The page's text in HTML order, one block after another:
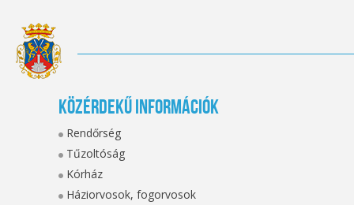
Közérdekű információk
Rendőrség
Tűzoltóság
Kórház
Háziorvosok, fogorvosok